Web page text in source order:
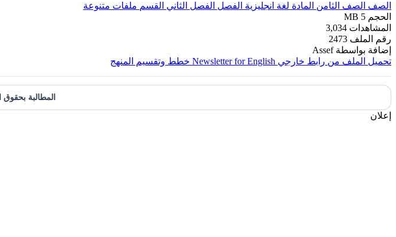
الصف الصف الثامن المادة لغة انجليزية الفصل الفصل الثاني القسم ملفات متنوعة
الحجم 5 MB
المشاهدات 3,034
رقم الملف 2473
إضافة بواسطة Assef
تحميل الملف من رابط خارجي Newsletter for English خطط وتقسيم المنهج
المطالبة بحقوق
إعلان